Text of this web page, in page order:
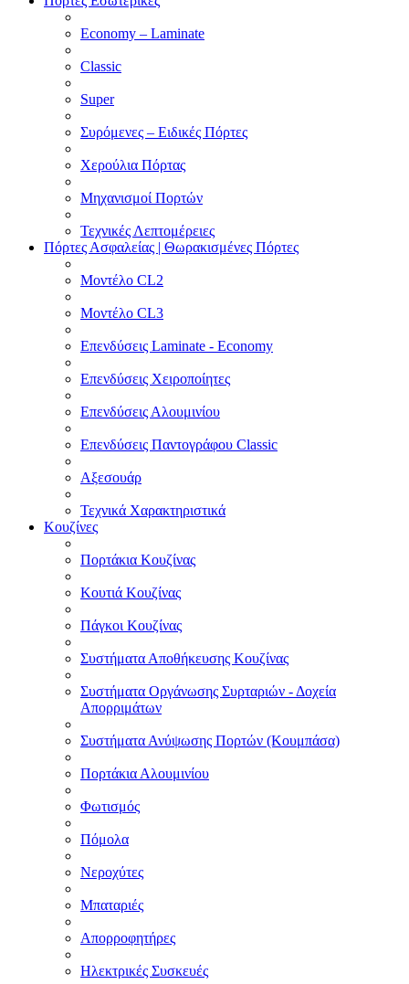
Economy – Laminate
Classic
Super
Συρόμενες – Ειδικές Πόρτες
Χερούλια Πόρτας
Μηχανισμοί Πορτών
Τεχνικές Λεπτομέρειες
Πόρτες Ασφαλείας | Θωρακισμένες Πόρτες
Μοντέλο CL2
Μοντέλο CL3
Επενδύσεις Laminate - Economy
Επενδύσεις Χειροποίητες
Επενδύσεις Αλουμινίου
Επενδύσεις Παντογράφου Classic
Αξεσουάρ
Τεχνικά Χαρακτηριστικά
Κουζίνες
Πορτάκια Κουζίνας
Κουτιά Κουζίνας
Πάγκοι Κουζίνας
Συστήματα Αποθήκευσης Κουζίνας
Συστήματα Οργάνωσης Συρταριών - Δοχεία
Απορριμάτων
Συστήματα Ανύψωσης Πορτών (Κουμπάσα)
Πορτάκια Αλουμινίου
Φωτισμός
Πόμολα
Νεροχύτες
Μπαταριές
Απορροφητήρες
Ηλεκτρικές Συσκευές